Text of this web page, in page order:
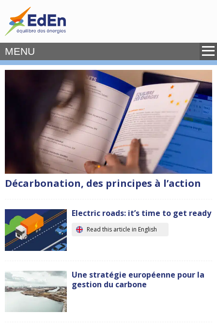
MENU
Décarbonation, des principes à l’action
Electric roads: it’s time to get ready
Read this article in English
Une stratégie européenne pour la
gestion du carbone